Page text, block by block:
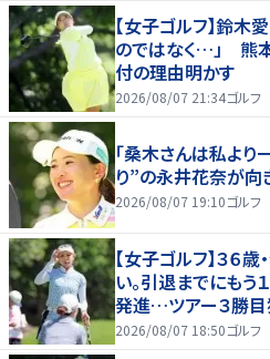
【女子ゴルフ】鈴木
のではなく…」 熊
付の理由明かす
2026/08/07 21:34ゴルフ
「桑木さんは私より
り”の永井花奈が向
2026/08/07 19:10ゴルフ
【女子ゴルフ】３６
い。引退までにもう
発進…ツアー３勝目
2026/08/07 18:50ゴルフ